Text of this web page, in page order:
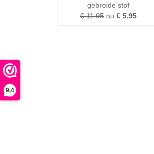
9,4
gebreide stof
€ 11.95 nu € 5.95